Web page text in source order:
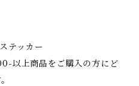
テッカー
以上商品をご購入の方にど